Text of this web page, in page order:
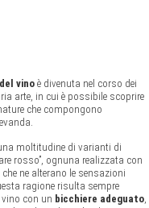
vinoè divenuta nel corso dei
arte, in cui è possibile scoprire
che compongono
moltitudine di varianti di
rosso”, ognuna realizzata con
ne alterano le sensazioni
ragione risulta sempre
vino con un bicchiere adeguato